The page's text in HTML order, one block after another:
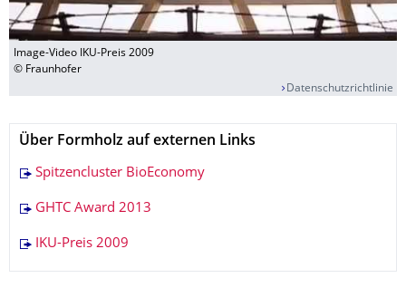
Image-Video IKU-Preis 2009
© Fraunhofer
Datenschutzrichtlinie
Über Formholz auf externen Links
Spitzencluster BioEconomy
GHTC Award 2013
IKU-Preis 2009